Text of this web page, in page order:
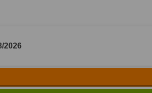
2026